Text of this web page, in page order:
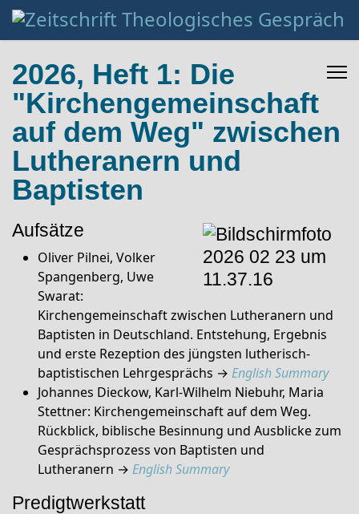
2026, Heft 1: Die
"Kirchengemeinschaft
auf dem Weg" zwischen
Lutheranern und
Baptisten
Aufsätze
Oliver Pilnei, Volker
Spangenberg, Uwe
Swarat:
Kirchengemeinschaft zwischen Lutheranern und
Baptisten in Deutschland. Entstehung, Ergebnis
und erste Rezeption des jüngsten lutherisch-
baptistischen Lehrgesprächs → English Summary
Johannes Dieckow, Karl-Wilhelm Niebuhr, Maria
Stettner: Kirchengemeinschaft auf dem Weg.
Rückblick, biblische Besinnung und Ausblicke zum
Gesprächsprozess von Baptisten und
Lutheranern → English Summary
Predigtwerkstatt